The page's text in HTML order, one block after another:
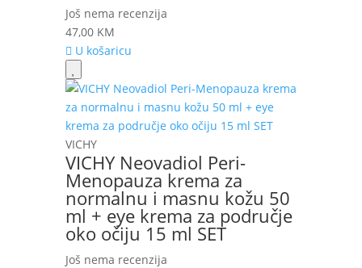
Još nema recenzija
47,00 KM
U košaricu
VICHY
VICHY Neovadiol Peri-
Menopauza krema za
normalnu i masnu kožu 50
ml + eye krema za područje
oko očiju 15 ml SET
Još nema recenzija